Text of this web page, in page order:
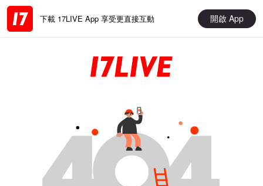
下載 17LIVE App 享受更直接互動 開啟 App